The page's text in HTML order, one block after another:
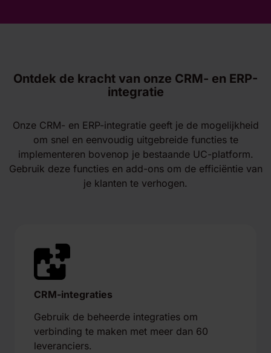
Ontdek de kracht van onze CRM- en ERP-
integratie
Onze CRM- en ERP-integratie geeft je de mogelijkheid
om snel en eenvoudig uitgebreide functies te
implementeren bovenop je bestaande UC-platform.
Gebruik deze functies en add-ons om de efficiëntie van
je klanten te verhogen.
CRM-integraties
Gebruik de beheerde integraties om
verbinding te maken met meer dan 60
leveranciers.